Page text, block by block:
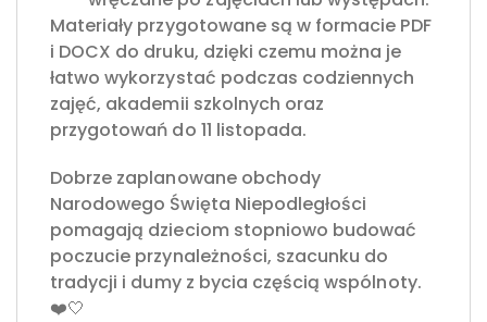
Materiały przygotowane są w formacie PDF
i DOCX do druku, dzięki czemu można je
łatwo wykorzystać podczas codziennych
zajęć, akademii szkolnych oraz
przygotowań do 11 listopada.
Dobrze zaplanowane obchody
Narodowego Święta Niepodległości
pomagają dzieciom stopniowo budować
poczucie przynależności, szacunku do
tradycji i dumy z bycia częścią wspólnoty.
❤️🤍